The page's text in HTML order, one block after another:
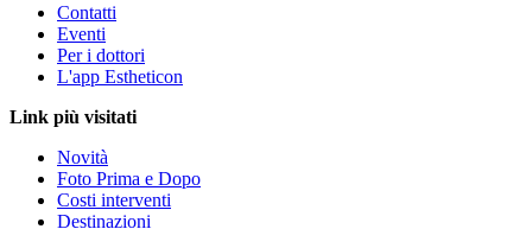
Contatti
Eventi
Per i dottori
L'app Estheticon
Link più visitati
Novità
Foto Prima e Dopo
Costi interventi
Destinazioni